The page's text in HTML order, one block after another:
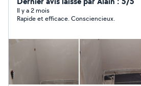
Il y a 2 mois
Rapide et efficace. Consciencieux.